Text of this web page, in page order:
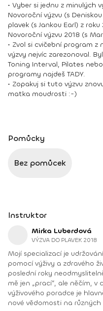
• Vyber si jednu z minulých
Novoroční výzvu (s
plavek (s Jankou Earl) z
Novoroční výzvu 2018 (s
• Zvol si cvičební program
výzvy nejvíc zarezonoval.
Toning Interval, Pilates
programy najdeš TADY.
• Zopakuj si tuto výzvu
matka moudrosti :-)
Pomůcky
Bez pomůcek
Instruktor
Mirka Luberdová
VÝZVA DO PLAVEK 2018
Mojí specializací je
pomocí výživy a zdravého
poslední roky
mě jen „prací“, ale něčím, v
výživového poradce je
nové vědomosti na